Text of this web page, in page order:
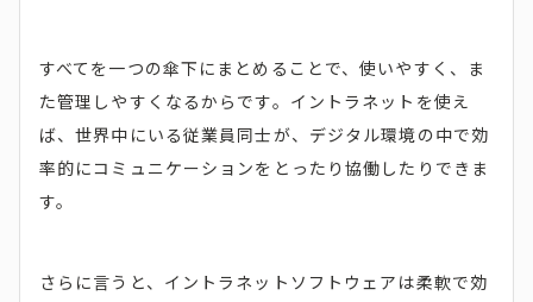
すべてを一つの傘下にまとめることで、使いやすく、ま
た管理しやすくなるからです。イントラネットを使え
ば、世界中にいる従業員同士が、デジタル環境の中で効
率的にコミュニケーションをとったり協働したりできま
す。
さらに言うと、イントラネットソフトウェアは柔軟で効